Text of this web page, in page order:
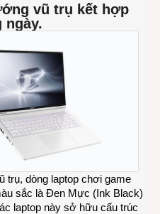
vũ trụ kết hợp
ngày.
trụ, dòng laptop chơi game
sắc là Đen Mực (Ink Black)
laptop này sở hữu cấu trúc